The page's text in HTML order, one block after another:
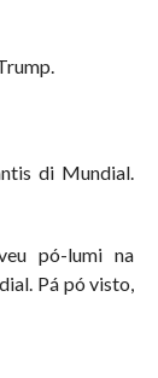
di Mundial.
pó-lumi na
Pá pó visto,